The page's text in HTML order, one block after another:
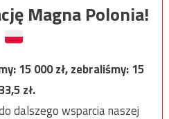
Magna Polonia!
15 000zł, zebraliśmy:15
zł.
dalszego wsparcia naszej